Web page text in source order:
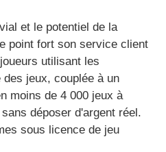
et le potentiel de la
point fort son service client
utilisant les
jeux, couplée à un
moins de 4 000 jeux à
déposer d'argent réel.
sous licence de jeu